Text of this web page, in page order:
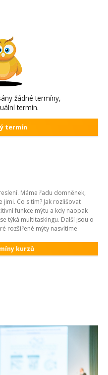
žádné termíny,
termín.
termín
Máme řadu domněnek,
Co s tím? Jak rozlišovat
funkce mýtu a kdy naopak
týká multitaskingu. Další jsou o
rozšířené mýty nasvítíme
kurzů